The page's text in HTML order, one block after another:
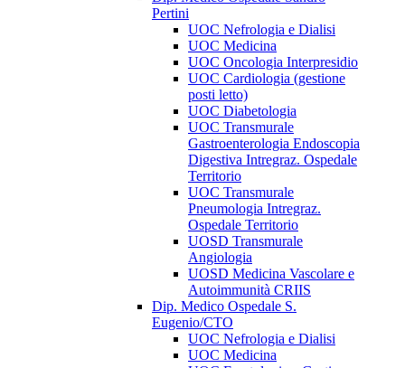
Pertini
UOC Nefrologia e Dialisi
UOC Medicina
UOC Oncologia Interpresidio
UOC Cardiologia (gestione
posti letto)
UOC Diabetologia
UOC Transmurale
Gastroenterologia Endoscopia
Digestiva Intregraz. Ospedale
Territorio
UOC Transmurale
Pneumologia Intregraz.
Ospedale Territorio
UOSD Transmurale
Angiologia
UOSD Medicina Vascolare e
Autoimmunità CRIIS
Dip. Medico Ospedale S.
Eugenio/CTO
UOC Nefrologia e Dialisi
UOC Medicina